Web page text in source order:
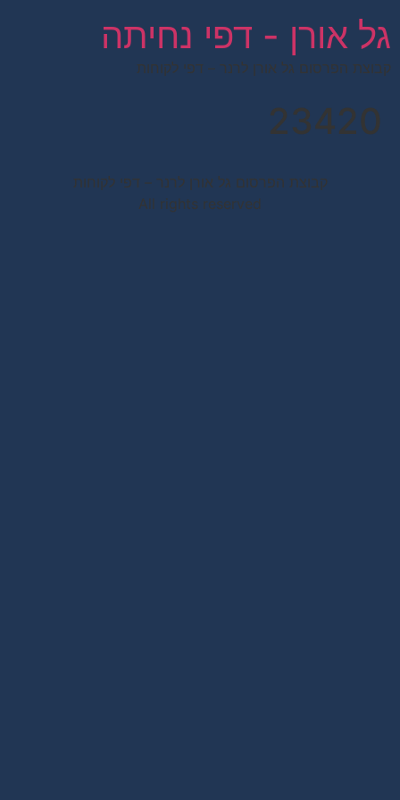
גל אורן - דפי נחיתה
קבוצת הפרסום גל אורן לרנר – דפי לקוחות
23420
קבוצת הפרסום גל אורן לרנר – דפי לקוחות
All rights reserved